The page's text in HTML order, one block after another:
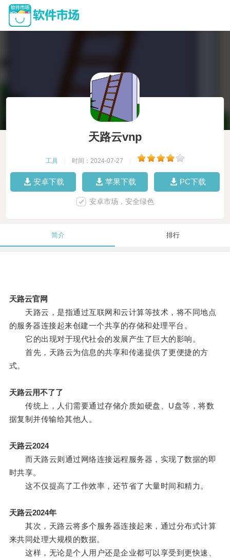
天路云vnp
工具 时间：2024-07-27
安卓下载 苹果下载 PC下载
安卓市场，安全绿色
简介 排行
天路云官网
天路云，是指通过互联网和云计算等技术，将不同地点
的服务器连接起来创建一个共享的存储和处理平台。
它的出现对于现代社会的发展产生了巨大的影响。
首先，天路云为信息的共享和传递提供了更便捷的方
式。
天路云用不了了
传统上，人们需要通过存储介质如硬盘、U盘等，将数
据复制并传输给其他人。
天路云2024
而天路云则通过网络连接远程服务器，实现了数据的即
时共享。
这不仅提高了工作效率，还节省了大量时间和精力。
天路云2024年
其次，天路云将多个服务器连接起来，通过分布式计算
来共同处理大规模的数据。
这样，无论是个人用户还是企业都可以享受到更快速、